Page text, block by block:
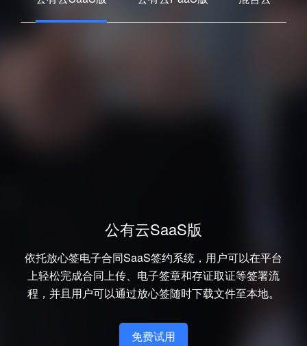
公有云SaaS版
依托放心签电子合同SaaS签约系统，用户可以在平台
上轻松完成合同上传、电子签章和存证取证等签署流
程，并且用户可以通过放心签随时下载文件至本地。
免费试用